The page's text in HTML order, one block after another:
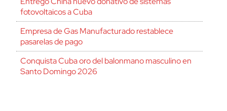
fotovoltaicos a Cuba
Empresa de Gas Manufacturado restablece
pasarelas de pago
Conquista Cuba oro del balonmano masculino en
Santo Domingo 2026